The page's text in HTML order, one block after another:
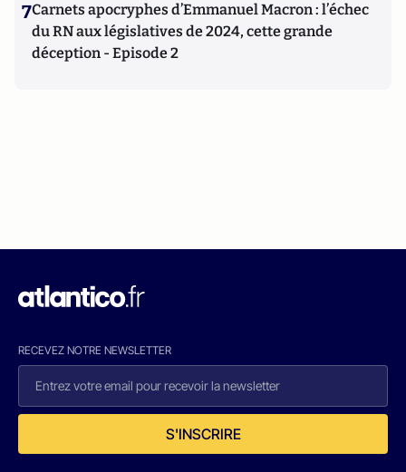
7Carnets apocryphes d’Emmanuel Macron : l’échec
du RN aux législatives de 2024, cette grande
déception - Episode 2
RECEVEZ NOTRE NEWSLETTER
S'INSCRIRE